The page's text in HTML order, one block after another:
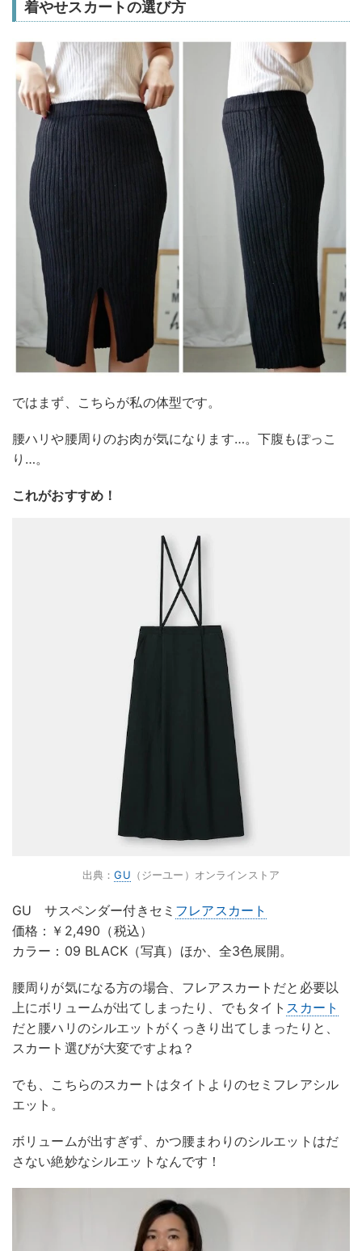
着やせスカートの選び方
ではまず、こちらが私の体型です。
腰ハリや腰周りのお肉が気になります…。下腹もぽっこ
り…。
これがおすすめ！
出典：GU （ジーユー）オンラインストア
GU サスペンダー付きセミ フレアスカート
価格：￥2,490（税込）
カラー：09 BLACK（写真）ほか、全3色展開。
腰周りが気になる方の場合、フレアスカートだと必要以
上にボリュームが出てしまったり、でもタイト スカート
だと腰ハリのシルエットがくっきり出てしまったりと、
スカート選びが大変ですよね？
でも、こちらのスカートはタイトよりのセミフレアシル
エット。
ボリュームが出すぎず、かつ腰まわりのシルエットはだ
さない絶妙なシルエットなんです！